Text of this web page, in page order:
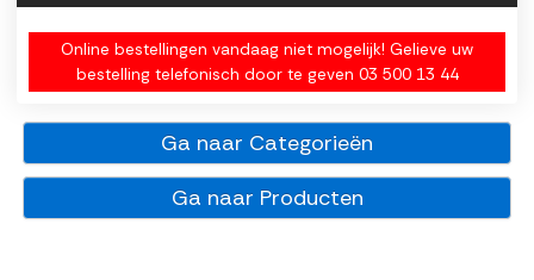
Online bestellingen vandaag niet mogelijk! Gelieve uw
bestelling telefonisch door te geven 03 500 13 44
Ga naar Categorieën
Ga naar Producten